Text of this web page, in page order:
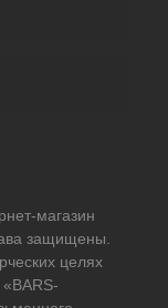
магазин
защищены.
целях